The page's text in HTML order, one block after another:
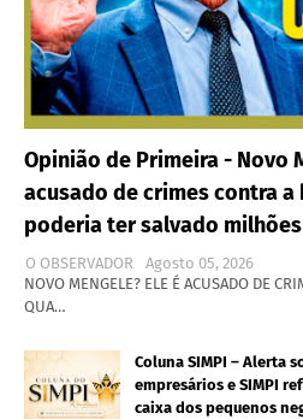
Opinião de Primeira - Novo
acusado de crimes contra
poderia ter salvado
O OBSERVADOR
Agosto 05, 2026
NOVO MENGELE? ELE É ACUSADO DE
QUA…
Coluna SIMPI – Alerta
empresários e SIMPI
caixa dos pequenos